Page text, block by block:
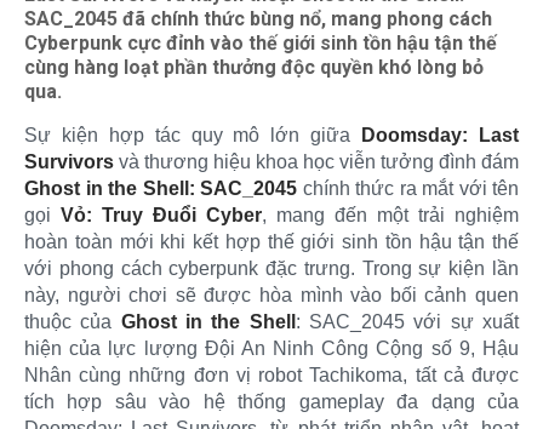
SAC_2045 đã chính thức bùng nổ, mang phong cách
Cyberpunk cực đỉnh vào thế giới sinh tồn hậu tận thế
cùng hàng loạt phần thưởng độc quyền khó lòng bỏ
qua.
Sự kiện hợp tác quy mô lớn giữa
Doomsday: Last
Survivors và thương hiệu khoa học viễn tưởng đình đám
Ghost in the Shell: SAC_2045 chính thức ra mắt với tên
gọi Vỏ: Truy Đuổi Cyber, mang đến một trải nghiệm
hoàn toàn mới khi kết hợp thế giới sinh tồn hậu tận thế
với phong cách cyberpunk đặc trưng. Trong sự kiện lần
này, người chơi sẽ được hòa mình vào bối cảnh quen
thuộc của Ghost in the Shell : SAC_2045 với sự xuất
hiện của lực lượng Đội An Ninh Công Cộng số 9, Hậu
Nhân cùng những đơn vị robot Tachikoma, tất cả được
tích hợp sâu vào hệ thống gameplay đa dạng của